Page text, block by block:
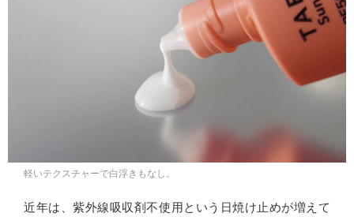
軽いテクスチャーで白浮きもなし。
近年は、紫外線吸収剤不使用という日焼け止めが増えて